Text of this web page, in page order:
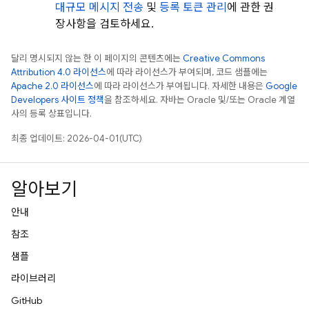
대규모 메시지 전송 및 등록 토큰 관리 에 관한 권
장사항을 검토하세요.
달리 명시되지 않는 한 이 페이지의 콘텐츠에는 Creative Commons
Attribution 4.0 라이선스에 따라 라이선스가 부여되며, 코드 샘플에는
Apache 2.0 라이선스에 따라 라이선스가 부여됩니다. 자세한 내용은 Google
Developers 사이트 정책을 참조하세요. 자바는 Oracle 및/또는 Oracle 계열
사의 등록 상표입니다.
최종 업데이트: 2026-04-01(UTC)
알아보기
안내
참조
샘플
라이브러리
GitHub